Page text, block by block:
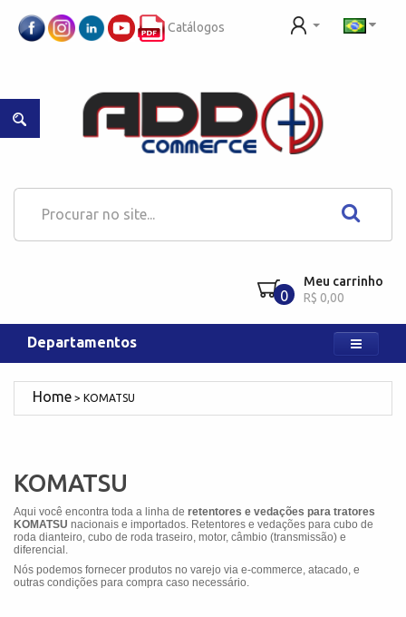
Catálogos
0
Meu carrinho
R$ 0,00
Departamentos
KOMATSU
KOMATSU
Aqui você encontra toda a linha de retentores e vedações para tratores
KOMATSU nacionais e importados. Retentores e vedações para cubo de
roda dianteiro, cubo de roda traseiro, motor, câmbio (transmissão) e
diferencial.
Nós podemos fornecer produtos no varejo via e-commerce, atacado, e
outras condições para compra caso necessário.